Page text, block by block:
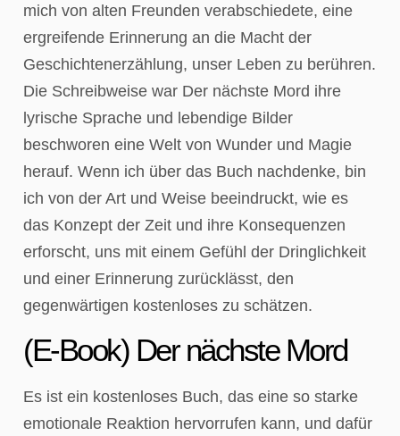
mich von alten Freunden verabschiedete, eine
ergreifende Erinnerung an die Macht der
Geschichtenerzählung, unser Leben zu berühren.
Die Schreibweise war Der nächste Mord ihre
lyrische Sprache und lebendige Bilder
beschworen eine Welt von Wunder und Magie
herauf. Wenn ich über das Buch nachdenke, bin
ich von der Art und Weise beeindruckt, wie es
das Konzept der Zeit und ihre Konsequenzen
erforscht, uns mit einem Gefühl der Dringlichkeit
und einer Erinnerung zurücklässt, den
gegenwärtigen kostenloses zu schätzen.
(E-Book) Der nächste Mord
Es ist ein kostenloses Buch, das eine so starke
emotionale Reaktion hervorrufen kann, und dafür